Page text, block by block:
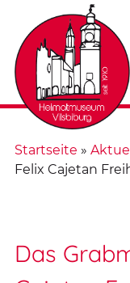
Startseite »
Felix Cajetan
Das